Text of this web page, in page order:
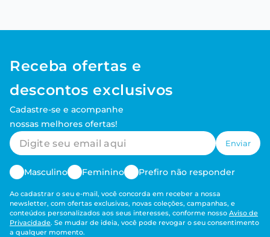
Receba ofertas e
descontos exclusivos
Cadastre-se e acompanhe
nossas melhores ofertas!
Enviar
Masculino Feminino Prefiro não responder
Ao cadastrar o seu e-mail, você concorda em receber a nossa
newsletter, com ofertas exclusivas, novas coleções, campanhas, e
conteúdos personalizados aos seus interesses, conforme nosso Aviso de
Privacidade. Se mudar de ideia, você pode revogar o seu consentimento
a qualquer momento.